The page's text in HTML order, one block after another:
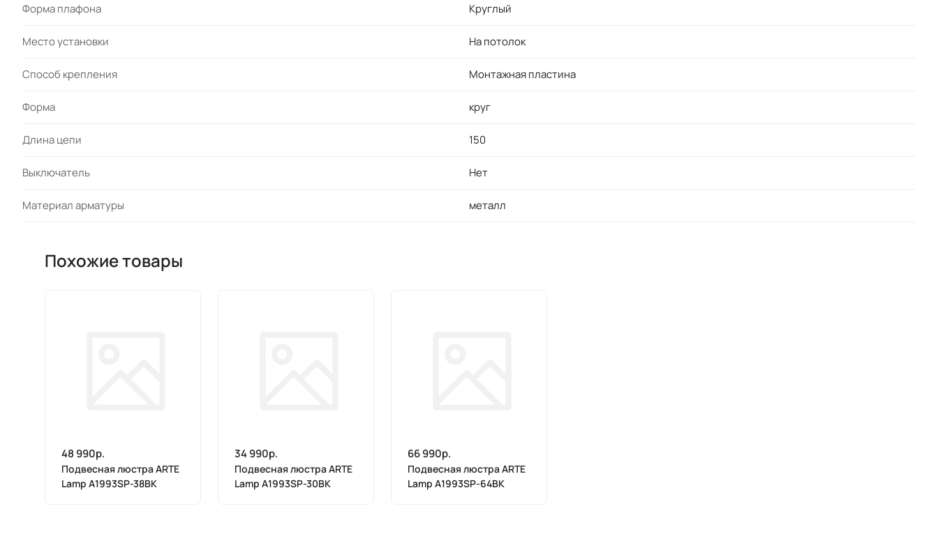
Форма плафона Круглый
Место установки На потолок
Cпособ крепления Монтажная пластина
Форма круг
Длина цепи 150
Выключатель Нет
Материал арматуры металл
Похожие товары
48 990р.
Подвесная люстра ARTE
Lamp A1993SP-38BK
34 990р.
Подвесная люстра ARTE
Lamp A1993SP-30BK
66 990р.
Подвесная люстра ARTE
Lamp A1993SP-64BK